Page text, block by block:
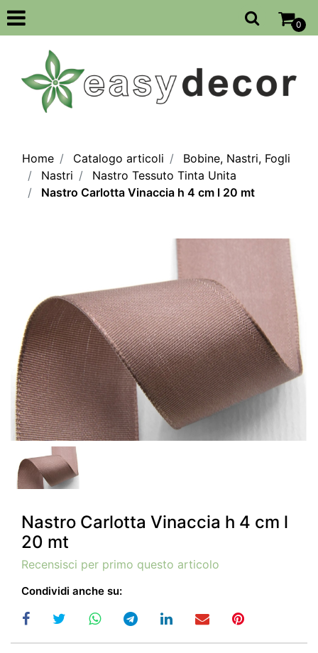
Open
0
Home Catalogo articoli
Bobine, Nastri, Fogli
Nastri
Nastro Tessuto Tinta Unita
Nastro Carlotta Vinaccia h 4 cm l 20 mt
Nastro Carlotta Vinaccia h 4 cm l
20 mt
Recensisci per primo questo articolo
Condividi anche su: